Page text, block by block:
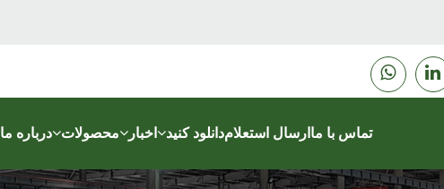
درباره ما محصولات اخبار دانلود کنیدارسال استعلامتماس با ما